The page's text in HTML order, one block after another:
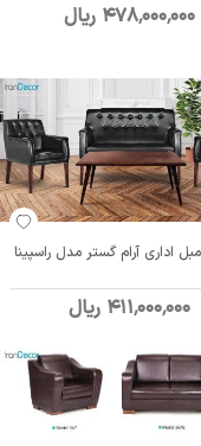
478٬000٬000 ریال
اداری آرام گستر مدل راسپینا
411٬000٬000 ریال